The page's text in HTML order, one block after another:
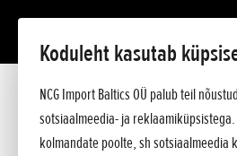
Koduleht kasutab
NCG Import Baltics OÜ palub teil
sotsiaalmeedia- ja reklaamiküpsistega.
kolmandate poolte, sh sotsiaalmeedia